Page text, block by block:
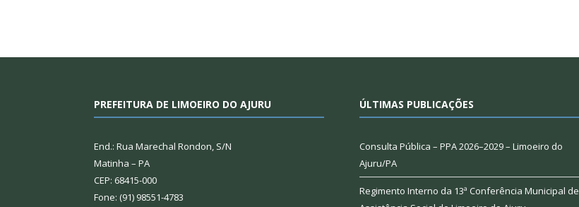
PREFEITURA DE LIMOEIRO DO AJURU
End.: Rua Marechal Rondon, S/N
Matinha – PA
CEP: 68415-000
Fone: (91) 98551-4783
ÚLTIMAS PUBLICAÇÕES
Consulta Pública – PPA 2026–2029 – Limoeiro do
Ajuru/PA
Regimento Interno da 13ª Conferência Municipal de